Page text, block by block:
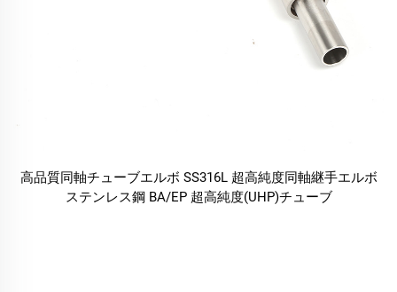
高品質同軸チューブエルボ SS316L 超高純度同軸継手エルボ
ステンレス鋼 BA/EP 超高純度(UHP)チューブ